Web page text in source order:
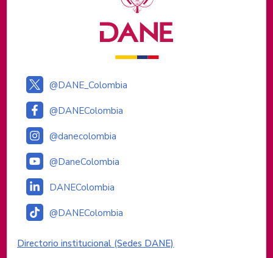
@DANE_Colombia
@DANEColombia
@danecolombia
@DaneColombia
DANEColombia
@DANEColombia
Enlaces institucionales
Directorio institucional (Sedes DANE)